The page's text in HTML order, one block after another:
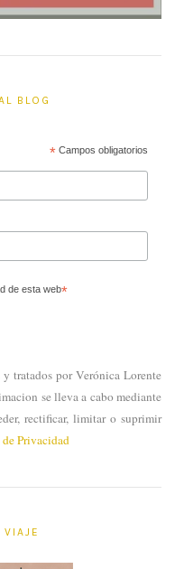
BLOG
*Campos obligatorios
de esta web*
y tratados por Verónica Lorente
se lleva a cabo mediante
rectificar, limitar o suprimir
Privacidad
VIAJE